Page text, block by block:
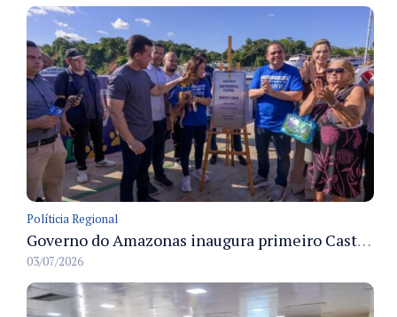
Políticia Regional
Governo do Amazonas inaugura primeiro Castramóvel Fluvial para atendimento veterinário às comunidades ribeirinhas e castração gratuita
03/07/2026